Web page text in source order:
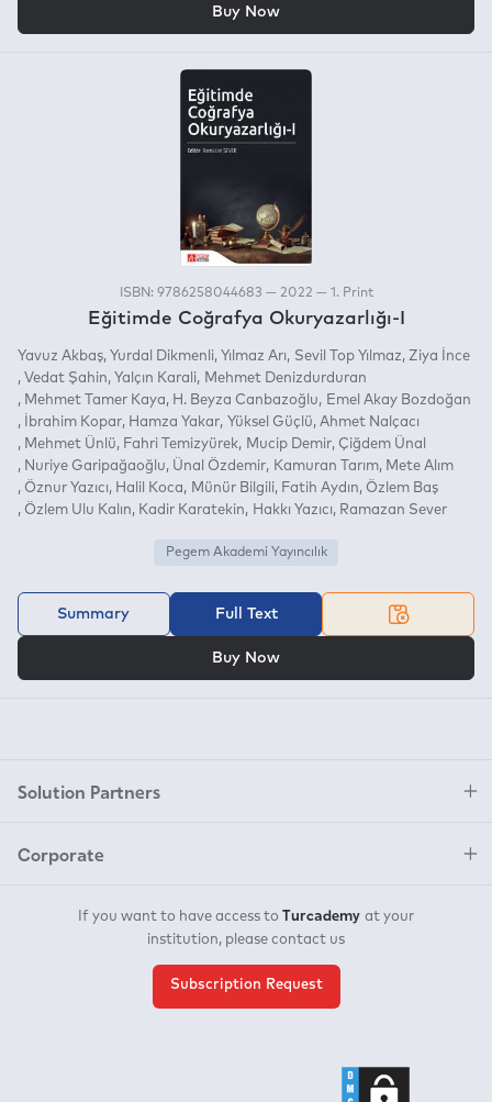
Buy Now
ISBN: 9786258044683 — 2022 — 1. Print
Eğitimde Coğrafya Okuryazarlığı-I
Yavuz Akbaş Yurdal Dikmenli Yılmaz Arı Sevil Top Yılmaz Ziya İnce
Vedat Şahin
Yalçın Karali
Mehmet Denizdurduran
Mehmet Tamer Kaya
H. Beyza Canbazoğlu
Emel Akay Bozdoğan
İbrahim Kopar
Hamza Yakar Yüksel Güçlü Ahmet Nalçacı
Mehmet Ünlü
Fahri Temizyürek Mucip Demir Çiğdem Ünal
Nuriye Garipağaoğlu
Ünal Özdemir Kamuran Tarım
Mete Alım
Öznur Yazıcı
Halil Koca Münür Bilgili Fatih Aydın
Özlem Baş
Özlem Ulu Kalın
Kadir Karatekin Hakkı Yazıcı Ramazan Sever
Pegem Akademi Yayıncılık
Summary Full Text
Buy Now
Solution Partners
Corporate
If you want to have access to Turcademy at your
institution, please contact us
Subscription Request